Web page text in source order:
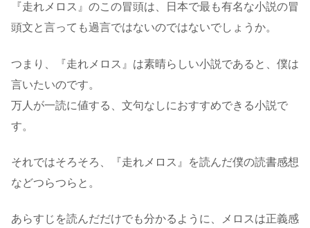
『走れメロス』のこの冒頭は、日本で最も有名な小説の冒
頭文と言っても過言ではないのではないでしょうか。
つまり、『走れメロス』は素晴らしい小説であると、僕は
言いたいのです。
万人が一読に値する、文句なしにおすすめできる小説で
す。
それではそろそろ、『走れメロス』を読んだ僕の読書感想
などつらつらと。
あらすじを読んだだけでも分かるように、メロスは正義感